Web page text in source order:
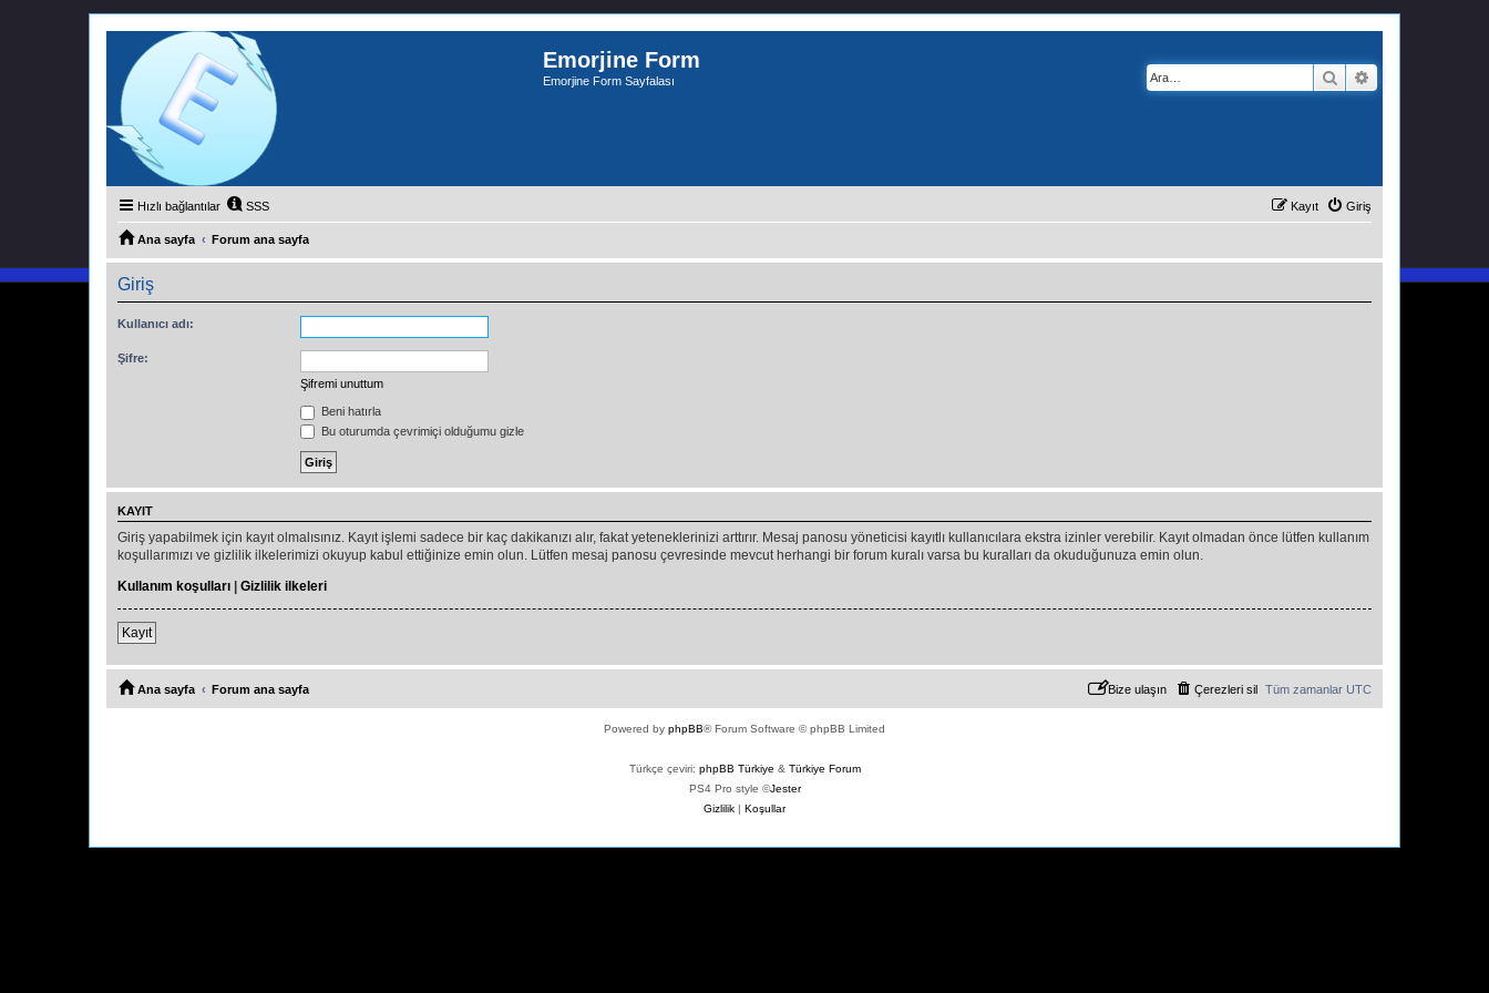
Emorjine Form
Emorjine Form Sayfalası Ara
Hızlı bağlantılar SSS Giriş
Kayıt
Ana sayfa Forum ana sayfa
Giriş
Kullanıcı adı:
Şifre:
Şifremi unuttum
Beni hatırla
Bu oturumda çevrimiçi olduğumu gizle
KAYIT
Giriş yapabilmek için kayıt olmalısınız. Kayıt işlemi sadece bir kaç dakikanızı alır, fakat yeteneklerinizi arttırır. Mesaj panosu yöneticisi kayıtlı kullanıcılara ekstra izinler verebilir. Kayıt olmadan önce lütfen kullanım
koşullarımızı ve gizlilik ilkelerimizi okuyup kabul ettiğinize emin olun. Lütfen mesaj panosu çevresinde mevcut herhangi bir forum kuralı varsa bu kuralları da okuduğunuza emin olun.
Kullanım koşulları | Gizlilik ilkeleri
Kayıt
Ana sayfa Forum ana sayfa Tüm zamanlar UTC
Çerezleri sil
Bize ulaşın
Powered by phpBB® Forum Software © phpBB Limited
Türkçe çeviri: phpBB Türkiye & Türkiye Forum
PS4 Pro style ©Jester
Gizlilik | Koşullar